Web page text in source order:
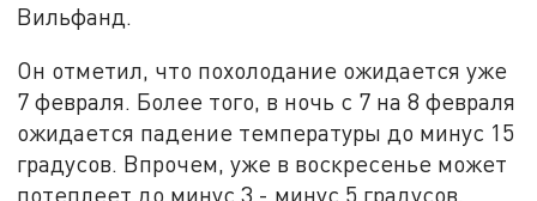
Вильфанд.
Он отметил, что похолодание ожидается уже
7 февраля. Более того, в ночь с 7 на 8 февраля
ожидается падение температуры до минус 15
градусов. Впрочем, уже в воскресенье может
потеплеет до минус 3 - минус 5 градусов.